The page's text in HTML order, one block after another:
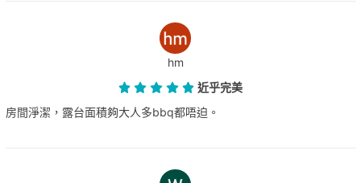
hm
近乎完美
房間淨潔，露台面積夠大人多bbq都唔迫。